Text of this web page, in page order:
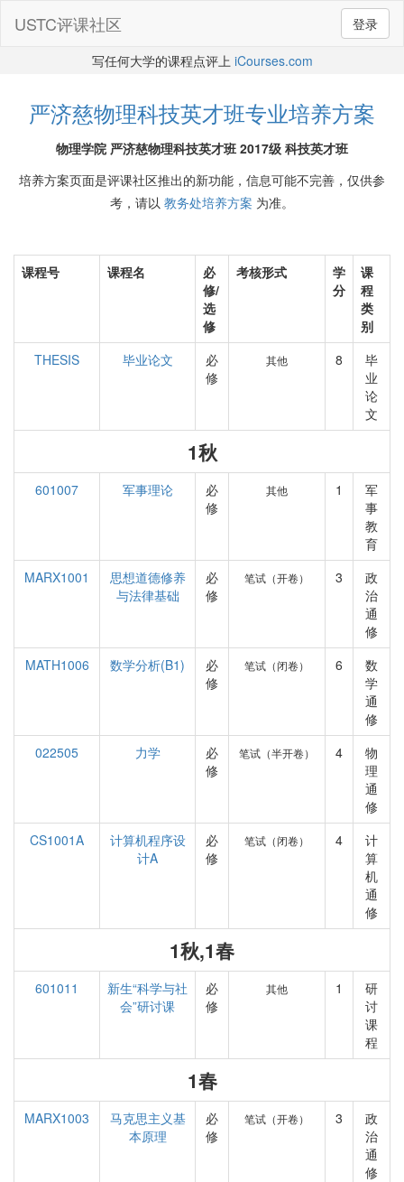
登录
USTC评课社区
写任何大学的课程点评上 iCourses.com
严济慈物理科技英才班专业培养方案
物理学院 严济慈物理科技英才班 2017级 科技英才班
培养方案页面是评课社区推出的新功能，信息可能不完善，仅供参
考，请以 教务处培养方案 为准。
课程号 课程名
必
修/
选
修
考核形式
学
分
课
程
类
别
THESIS
毕业论文
必
修
其他 8
毕
业
论
文
1秋
601007 军事理论
必
修
其他 1
军
事
教
育
MARX1001
思想道德修养
与法律基础
必
修
笔试（开卷） 3
政
治
通
修
MATH1006
数学分析(B1)
必
修
笔试（闭卷） 6
数
学
通
修
022505
力学
必
修
笔试（半开卷） 4
物
理
通
修
CS1001A
计算机程序设
计A
必
修
笔试（闭卷） 4
计
算
机
通
修
1秋,1春
601011
新生“科学与社
会”研讨课
必
修
其他 1
研
讨
课
程
1春
MARX1003
马克思主义基
本原理
必
修
笔试（开卷） 3
政
治
通
修